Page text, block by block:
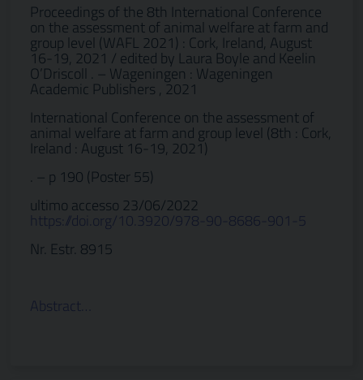
Proceedings of the 8th International Conference
on the assessment of animal welfare at farm and
group level (WAFL 2021) : Cork, Ireland, August
16-19, 2021 / edited by Laura Boyle and Keelin
O’Driscoll . – Wageningen : Wageningen
Academic Publishers , 2021
International Conference on the assessment of
animal welfare at farm and group level (8th : Cork,
Ireland : August 16-19, 2021)
. – p 190 (Poster 55)
ultimo accesso 23/06/2022
https://doi.org/10.3920/978-90-8686-901-5
Nr. Estr. 8915
Abstract…